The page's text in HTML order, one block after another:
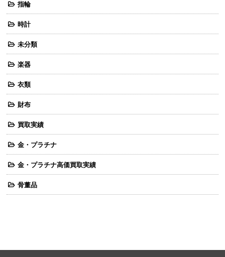
指輪
時計
未分類
楽器
衣類
財布
買取実績
金・プラチナ
金・プラチナ高価買取実績
骨董品